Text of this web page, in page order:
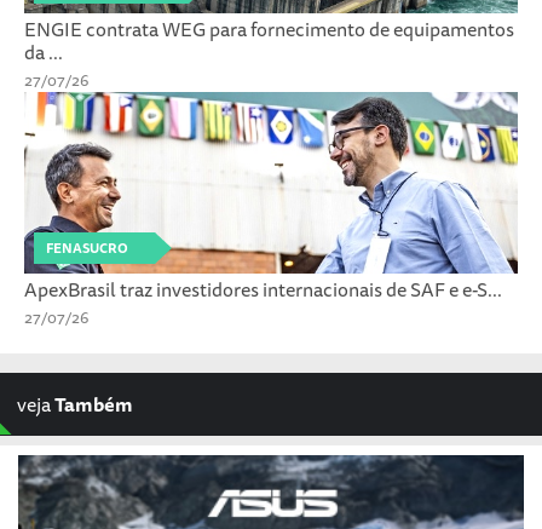
ENGIE contrata WEG para fornecimento de equipamentos
da ...
27/07/26
FENASUCRO
ApexBrasil traz investidores internacionais de SAF e e-S...
27/07/26
vejaTambém